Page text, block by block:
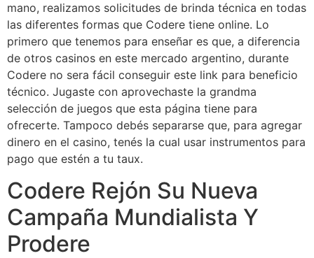
mano, realizamos solicitudes de brinda técnica en todas
las diferentes formas que Codere tiene online. Lo
primero que tenemos para enseñar es que, a diferencia
de otros casinos en este mercado argentino, durante
Codere no sera fácil conseguir este link para beneficio
técnico. Jugaste con aprovechaste la grandma
selección de juegos que esta página tiene para
ofrecerte. Tampoco debés separarse que, para agregar
dinero en el casino, tenés la cual usar instrumentos para
pago que estén a tu taux.
Codere Rejón Su Nueva
Campaña Mundialista Y
Prodere